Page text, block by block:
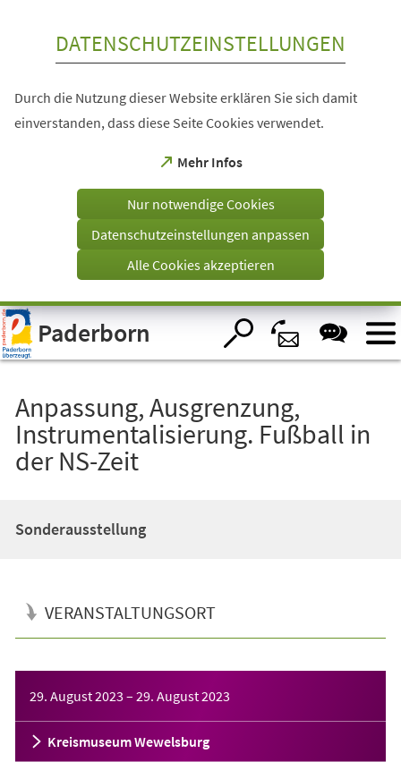
Visuelle
Assistenzsoftware
öffnen.
DATENSCHUTZEINSTELLUNGEN
Durch die Nutzung dieser Website erklären Sie sich damit
einverstanden, dass diese Seite Cookies verwendet.
Mehr Infos
(Öffnet
einem
Tab)
Nur notwendige Cookies
Datenschutzeinstellungen anpassen
Alle Cookies akzeptieren
Paderborn
Anpassung, Ausgrenzung,
Instrumentalisierung. Fußball in
der NS-Zeit
Sonderausstellung
VERANSTALTUNGSORT
29. August 2023 – 29. August 2023
Kreismuseum Wewelsburg